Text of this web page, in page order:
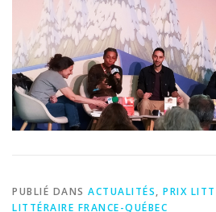
PUBLIÉ DANS ACTUALITÉS, PRIX
LITTÉRAIRE FRANCE-QUÉBEC